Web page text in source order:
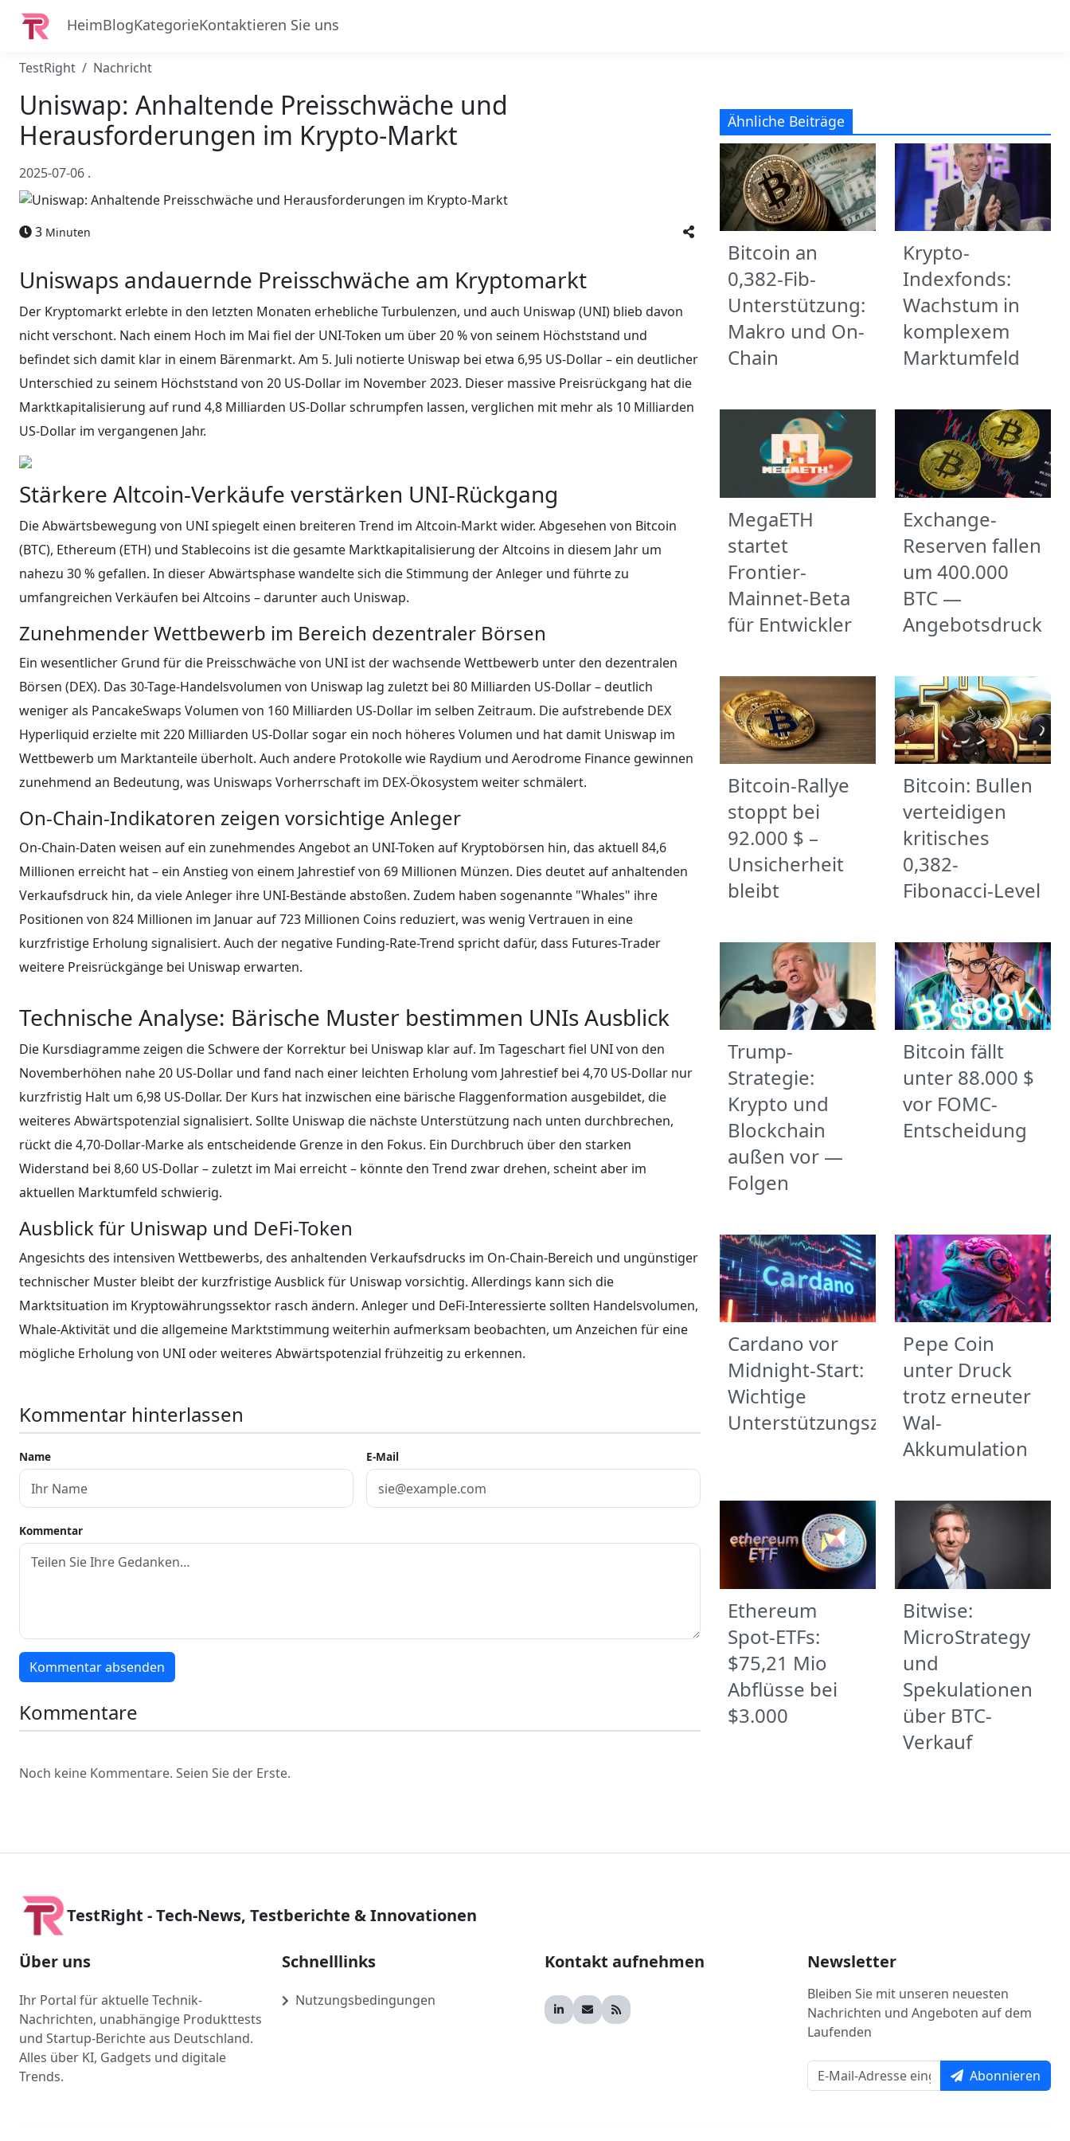
HeimBlogKategorieKontaktieren Sie uns
TestRight Nachricht
Uniswap: Anhaltende Preisschwäche und
Herausforderungen im Krypto-Markt
2025-07-06 .
3 Minuten
Uniswaps andauernde Preisschwäche am Kryptomarkt
Der Kryptomarkt erlebte in den letzten Monaten erhebliche Turbulenzen, und auch Uniswap (UNI) blieb davon
nicht verschont. Nach einem Hoch im Mai fiel der UNI-Token um über 20 % von seinem Höchststand und
befindet sich damit klar in einem Bärenmarkt. Am 5. Juli notierte Uniswap bei etwa 6,95 US-Dollar – ein deutlicher
Unterschied zu seinem Höchststand von 20 US-Dollar im November 2023. Dieser massive Preisrückgang hat die
Marktkapitalisierung auf rund 4,8 Milliarden US-Dollar schrumpfen lassen, verglichen mit mehr als 10 Milliarden
US-Dollar im vergangenen Jahr.
Stärkere Altcoin-Verkäufe verstärken UNI-Rückgang
Die Abwärtsbewegung von UNI spiegelt einen breiteren Trend im Altcoin-Markt wider. Abgesehen von Bitcoin
(BTC), Ethereum (ETH) und Stablecoins ist die gesamte Marktkapitalisierung der Altcoins in diesem Jahr um
nahezu 30 % gefallen. In dieser Abwärtsphase wandelte sich die Stimmung der Anleger und führte zu
umfangreichen Verkäufen bei Altcoins – darunter auch Uniswap.
Zunehmender Wettbewerb im Bereich dezentraler Börsen
Ein wesentlicher Grund für die Preisschwäche von UNI ist der wachsende Wettbewerb unter den dezentralen
Börsen (DEX). Das 30-Tage-Handelsvolumen von Uniswap lag zuletzt bei 80 Milliarden US-Dollar – deutlich
weniger als PancakeSwaps Volumen von 160 Milliarden US-Dollar im selben Zeitraum. Die aufstrebende DEX
Hyperliquid erzielte mit 220 Milliarden US-Dollar sogar ein noch höheres Volumen und hat damit Uniswap im
Wettbewerb um Marktanteile überholt. Auch andere Protokolle wie Raydium und Aerodrome Finance gewinnen
zunehmend an Bedeutung, was Uniswaps Vorherrschaft im DEX-Ökosystem weiter schmälert.
On-Chain-Indikatoren zeigen vorsichtige Anleger
On-Chain-Daten weisen auf ein zunehmendes Angebot an UNI-Token auf Kryptobörsen hin, das aktuell 84,6
Millionen erreicht hat – ein Anstieg von einem Jahrestief von 69 Millionen Münzen. Dies deutet auf anhaltenden
Verkaufsdruck hin, da viele Anleger ihre UNI-Bestände abstoßen. Zudem haben sogenannte "Whales" ihre
Positionen von 824 Millionen im Januar auf 723 Millionen Coins reduziert, was wenig Vertrauen in eine
kurzfristige Erholung signalisiert. Auch der negative Funding-Rate-Trend spricht dafür, dass Futures-Trader
weitere Preisrückgänge bei Uniswap erwarten.
Technische Analyse: Bärische Muster bestimmen UNIs Ausblick
Die Kursdiagramme zeigen die Schwere der Korrektur bei Uniswap klar auf. Im Tageschart fiel UNI von den
Novemberhöhen nahe 20 US-Dollar und fand nach einer leichten Erholung vom Jahrestief bei 4,70 US-Dollar nur
kurzfristig Halt um 6,98 US-Dollar. Der Kurs hat inzwischen eine bärische Flaggenformation ausgebildet, die
weiteres Abwärtspotenzial signalisiert. Sollte Uniswap die nächste Unterstützung nach unten durchbrechen,
rückt die 4,70-Dollar-Marke als entscheidende Grenze in den Fokus. Ein Durchbruch über den starken
Widerstand bei 8,60 US-Dollar – zuletzt im Mai erreicht – könnte den Trend zwar drehen, scheint aber im
aktuellen Marktumfeld schwierig.
Ausblick für Uniswap und DeFi-Token
Angesichts des intensiven Wettbewerbs, des anhaltenden Verkaufsdrucks im On-Chain-Bereich und ungünstiger
technischer Muster bleibt der kurzfristige Ausblick für Uniswap vorsichtig. Allerdings kann sich die
Marktsituation im Kryptowährungssektor rasch ändern. Anleger und DeFi-Interessierte sollten Handelsvolumen,
Whale-Aktivität und die allgemeine Marktstimmung weiterhin aufmerksam beobachten, um Anzeichen für eine
mögliche Erholung von UNI oder weiteres Abwärtspotenzial frühzeitig zu erkennen.
Kommentar hinterlassen
Name E-Mail
Kommentar
Kommentar absenden
Kommentare
Noch keine Kommentare. Seien Sie der Erste.
Ähnliche Beiträge
Bitcoin an
0,382-Fib-
Unterstützung:
Makro und On-
Chain
Krypto-
Indexfonds:
Wachstum in
komplexem
Marktumfeld
MegaETH
startet
Frontier-
Mainnet-Beta
für Entwickler
Exchange-
Reserven fallen
um 400.000
BTC —
Angebotsdruck
Bitcoin-Rallye
stoppt bei
92.000 $ –
Unsicherheit
bleibt
Bitcoin: Bullen
verteidigen
kritisches
0,382-
Fibonacci-Level
Trump-
Strategie:
Krypto und
Blockchain
außen vor —
Folgen
Bitcoin fällt
unter 88.000 $
vor FOMC-
Entscheidung
Cardano vor
Midnight-Start:
Wichtige
Unterstützungszonen
Pepe Coin
unter Druck
trotz erneuter
Wal-
Akkumulation
Ethereum
Spot-ETFs:
$75,21 Mio
Abflüsse bei
$3.000
Bitwise:
MicroStrategy
und
Spekulationen
über BTC-
Verkauf
TestRight - Tech-News, Testberichte & Innovationen
Über uns
Ihr Portal für aktuelle Technik-
Nachrichten, unabhängige Produkttests
und Startup-Berichte aus Deutschland.
Alles über KI, Gadgets und digitale
Trends.
Schnelllinks
Nutzungsbedingungen
Kontakt aufnehmen Newsletter
Bleiben Sie mit unseren neuesten
Nachrichten und Angeboten auf dem
Laufenden
Abonnieren